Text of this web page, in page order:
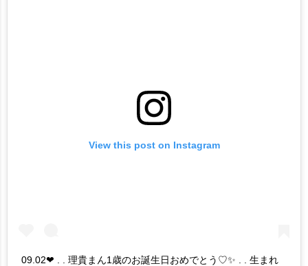
View this post on Instagram
09.02❤︎ . . 理貴まん1歳のお誕生日おめでとう♡✨ . . 生まれ